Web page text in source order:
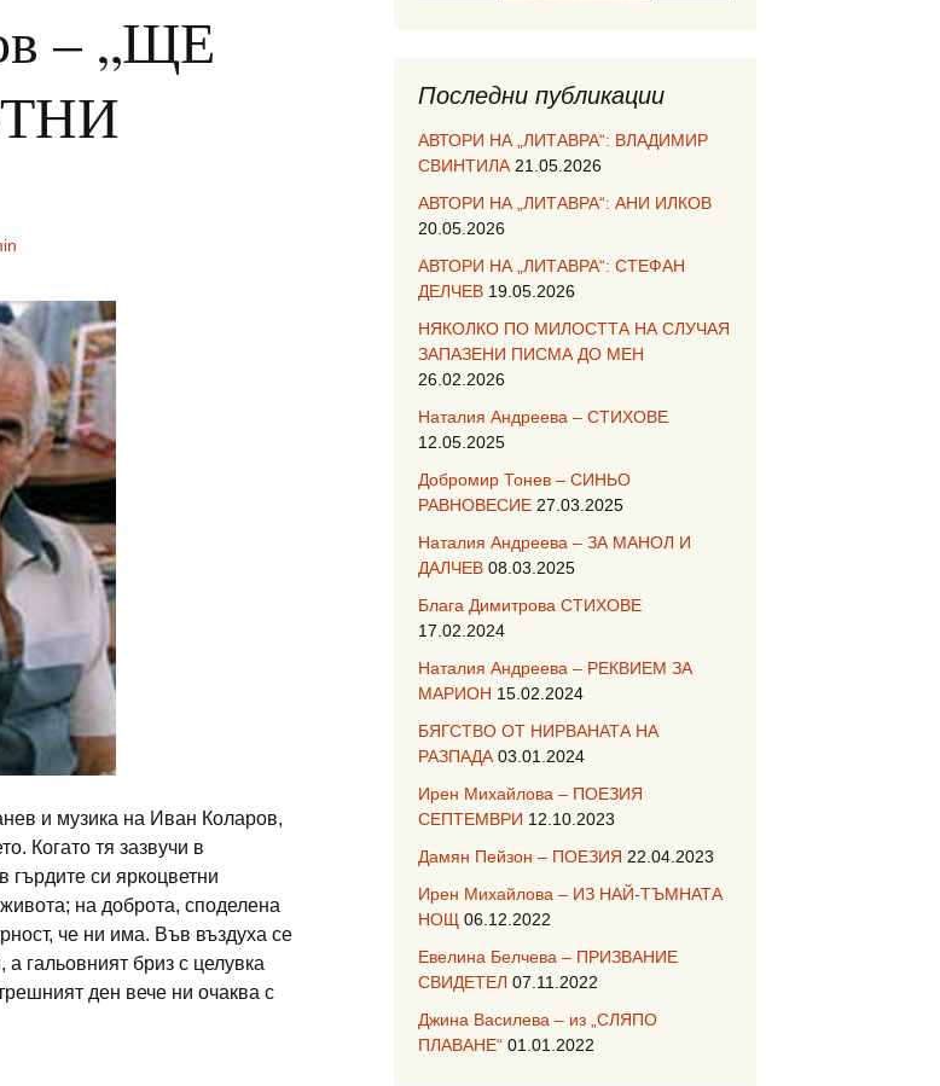
– „ЩЕ
и музика на Иван Коларов,
Когато тя зазвучи в
гърдите си яркоцветни
на доброта, споделена
че ни има. Във въздуха се
гальовният бриз с целувка
ден вече ни очаква с
И ПОПЪТНИ ВЕТРОВЕ…“
Последни публикации
АВТОРИ НА „ЛИТАВРА“: ВЛАДИМИР
СВИНТИЛА 21.05.2026
АВТОРИ НА „ЛИТАВРА“: АНИ ИЛКОВ
20.05.2026
АВТОРИ НА „ЛИТАВРА“: СТЕФАН
ДЕЛЧЕВ 19.05.2026
НЯКОЛКО ПО МИЛОСТТА НА СЛУЧАЯ
ЗАПАЗЕНИ ПИСМА ДО МЕН
26.02.2026
Наталия Андреева – СТИХОВЕ
12.05.2025
Добромир Тонев – СИНЬО
РАВНОВЕСИЕ 27.03.2025
Наталия Андреева – ЗА МАНОЛ И
ДАЛЧЕВ 08.03.2025
Блага Димитрова СТИХОВЕ
17.02.2024
Наталия Андреева – РЕКВИЕМ ЗА
МАРИОН 15.02.2024
БЯГСТВО ОТ НИРВАНАТА НА
РАЗПАДА 03.01.2024
Ирен Михайлова – ПОЕЗИЯ
СЕПТЕМВРИ 12.10.2023
Дамян Пейзон – ПОЕЗИЯ 22.04.2023
Ирен Михайлова – ИЗ НАЙ-ТЪМНАТА
НОЩ 06.12.2022
Евелина Белчева – ПРИЗВАНИЕ
СВИДЕТЕЛ 07.11.2022
Джина Василева – из „СЛЯПО
ПЛАВАНЕ“ 01.01.2022